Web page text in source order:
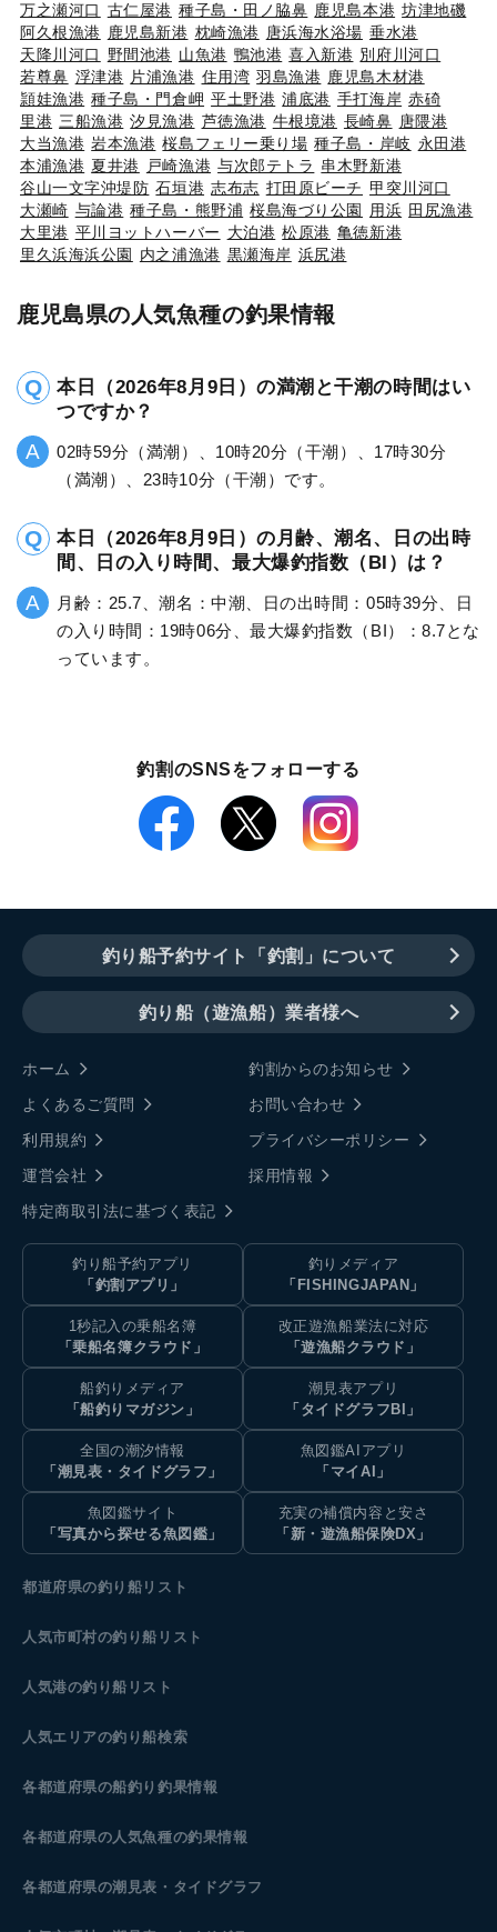
万之瀬河口 古仁屋港 種子島・田ノ脇鼻 鹿児島本港 坊津地磯
阿久根漁港 鹿児島新港 枕崎漁港 唐浜海水浴場 垂水港
天降川河口
野間池港 山魚港 鴨池港 喜入新港 別府川河口
若尊鼻 浮津港 片浦漁港 住用湾 羽島漁港 鹿児島木材港
頴娃漁港 種子島・門倉岬 平土野港 浦底港 手打海岸 赤碕
里港 三船漁港 汐見漁港 芦徳漁港 牛根境港 長崎鼻 唐隈港
大当漁港 岩本漁港 桜島フェリー乗り場 種子島・岸岐 永田港
本浦漁港 夏井港 戸崎漁港 与次郎テトラ 串木野新港
谷山一文字沖堤防 石垣港 志布志 打田原ビーチ 甲突川河口
大瀬崎 与論港 種子島・熊野浦 桜島海づり公園 用浜 田尻漁港
大里港 平川ヨットハーバー 大泊港 松原港 亀徳新港
里久浜海浜公園
内之浦漁港 黒瀬海岸 浜尻港
鹿児島県の人気魚種の釣果情報
本日（2026年8月9日）の満潮と干潮の時間はい
つですか？
02時59分（満潮）、10時20分（干潮）、17時30分
（満潮）、23時10分（干潮）です。
本日（2026年8月9日）の月齢、潮名、日の出時
間、日の入り時間、最大爆釣指数（BI）は？
月齢：25.7、潮名：中潮、日の出時間：05時39分、日
の入り時間：19時06分、最大爆釣指数（BI）：8.7とな
っています。
釣割のSNSをフォローする
釣り船予約サイト「釣割」について
釣り船（遊漁船）業者様へ
ホーム
釣割からのお知らせ
よくあるご質問
お問い合わせ
利用規約
プライバシーポリシー
運営会社
採用情報
特定商取引法に基づく表記
釣り船予約アプリ
「釣割アプリ」
釣りメディア
「FISHINGJAPAN」
1秒記入の乗船名簿
「乗船名簿クラウド」
改正遊漁船業法に対応
「遊漁船クラウド」
船釣りメディア
「船釣りマガジン」
潮見表アプリ
「タイドグラフBI」
全国の潮汐情報
「潮見表・タイドグラフ」
魚図鑑AIアプリ
「マイAI」
魚図鑑サイト
「写真から探せる魚図鑑」
充実の補償内容と安さ
「新・遊漁船保険DX」
都道府県の釣り船リスト
人気市町村の釣り船リスト
人気港の釣り船リスト
人気エリアの釣り船検索
各都道府県の船釣り釣果情報
各都道府県の人気魚種の釣果情報
各都道府県の潮見表 ・タイドグラフ